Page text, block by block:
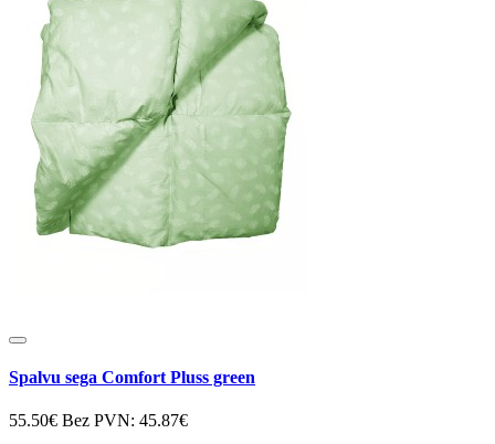
Spalvu sega Comfort Pluss green
55.50€ Bez PVN: 45.87€